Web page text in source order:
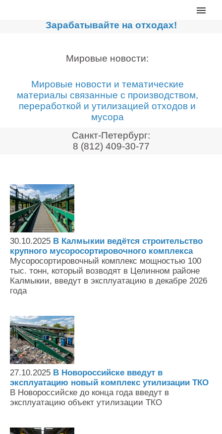
Главная
Сортировочные линии
Дробильное оборудование
Компакторы, контейнеры
Реализованные проекты
Видео
Мировые новости
О нас
Контакты
Оставить заявку
Зарабатывайте на отходах!
Мировые новости:
Мировые новости и тематические
материалы связанные с производством,
переработкой и утилизацией отходов и
мусора
Санкт-Петербург:
8 (812) 409-30-77
30.10.2025 В Калмыкии ведётся строительство
крупного мусоросортировочного комплекса
Мусоросортировочный комплекс мощностью 100
тыс. тонн, который возводят в Целинном районе
Калмыкии, введут в эксплуатацию в декабре 2026
года
27.10.2025 В Новороссийске введут в
эксплуатацию новый комплекс утилизации ТКО
В Новороссийске до конца года введут в
эксплуатацию объект утилизации ТКО